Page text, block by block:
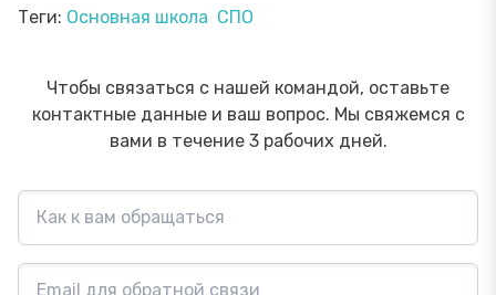
Теги: Основная школа СПО
Чтобы связаться с нашей командой, оставьте
контактные данные и ваш вопрос. Мы свяжемся с
вами в течение 3 рабочих дней.